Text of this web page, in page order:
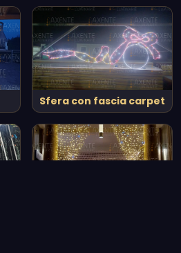
Sfera con fascia carpet